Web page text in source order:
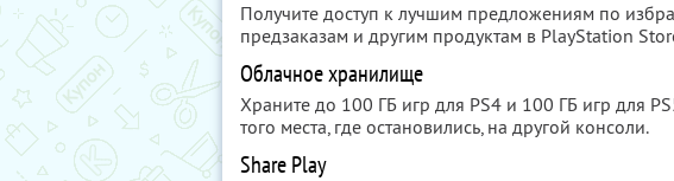
Получите доступ к лучшим предложениям по
предзаказам и другим продуктам в PlayStation
Облачное хранилище
Храните до 100 ГБ игр для PS4 и 100 ГБ игр для
того места, где остановились, на другой консоли.
Share Play